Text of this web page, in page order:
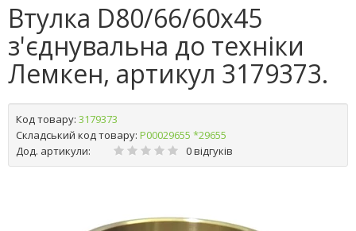
Втулка D80/66/60х45
з'єднувальна до техніки
Лемкен, артикул 3179373.
Код товару: 3179373
Складський код товару: Р00029655 *29655
Дод. артикули:
0 відгуків